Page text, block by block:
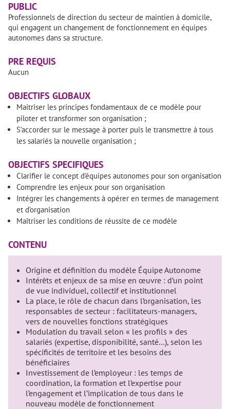
PUBLIC
Professionnels de direction du secteur de maintien à domicile,
qui engagent un changement de fonctionnement en équipes
autonomes dans sa structure.
PRE REQUIS
Aucun
OBJECTIFS GLOBAUX
Maitriser les principes fondamentaux de ce modèle pour
piloter et transformer son organisation ;
S’accorder sur le message à porter puis le transmettre à tous
les salariés la nouvelle organisation ;
OBJECTIFS SPECIFIQUES
Clarifier le concept d’équipes autonomes pour son organisation
Comprendre les enjeux pour son organisation
Intégrer les changements à opérer en termes de management
et d’organisation
Maîtriser les conditions de réussite de ce modèle
CONTENU
Origine et définition du modèle Équipe Autonome
Intérêts et enjeux de sa mise en œuvre : d’un point
de vue individuel, collectif et institutionnel
La place, le rôle de chacun dans l’organisation, les
responsables de secteur : facilitateurs-managers,
vers de nouvelles fonctions stratégiques
Modulation du travail selon « les profils » des
salariés (expertise, disponibilité, santé…), selon les
spécificités de territoire et les besoins des
bénéficiaires
Investissement de l’employeur : les temps de
coordination, la formation et l’expertise pour
l’engagement et l’implication de tous dans le
nouveau modèle de fonctionnement